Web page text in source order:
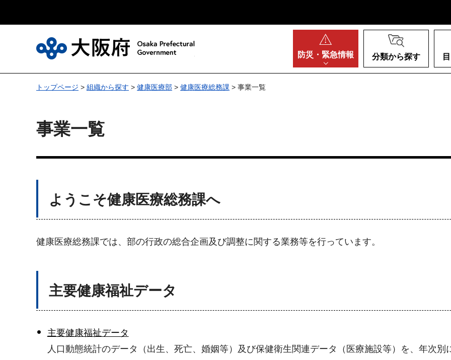
防災・ 緊急情報 分類から探す
トップページ > 組織から探す > 健康医療部 > 健康医療総務課 > 事業一覧
事業一覧
ようこそ健康医療総務課へ
健康医療総務課では、部の行政の総合企画及び調整に関する業務等を行っています。
主要健康福祉データ
主要健康福祉データ
人口動態統計のデータ（出生、死亡、婚姻等）及び保健衛生関連データ（医療施設等）を、年次別